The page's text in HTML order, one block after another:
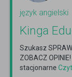
język angielski
Kinga
Szukasz
ZOBACZ
stacjonarne